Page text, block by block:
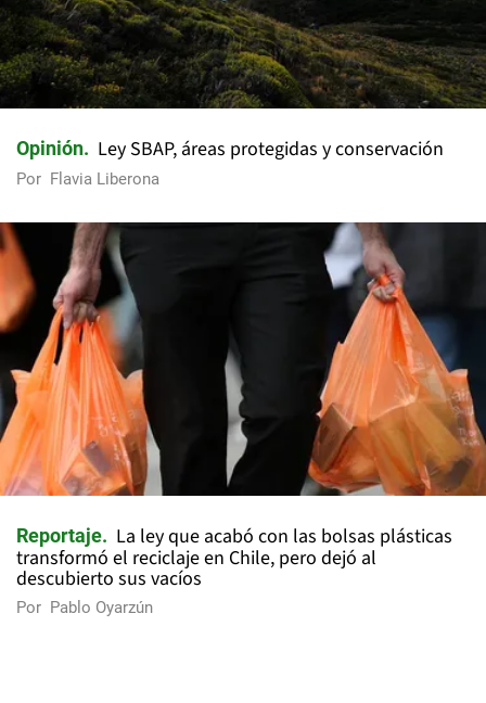
Opinión Ley SBAP, áreas protegidas y conservación
Por Flavia Liberona
Reportaje
La ley que acabó con las bolsas plásticas
transformó el reciclaje en Chile, pero dejó al
descubierto sus vacíos
Por Pablo Oyarzún